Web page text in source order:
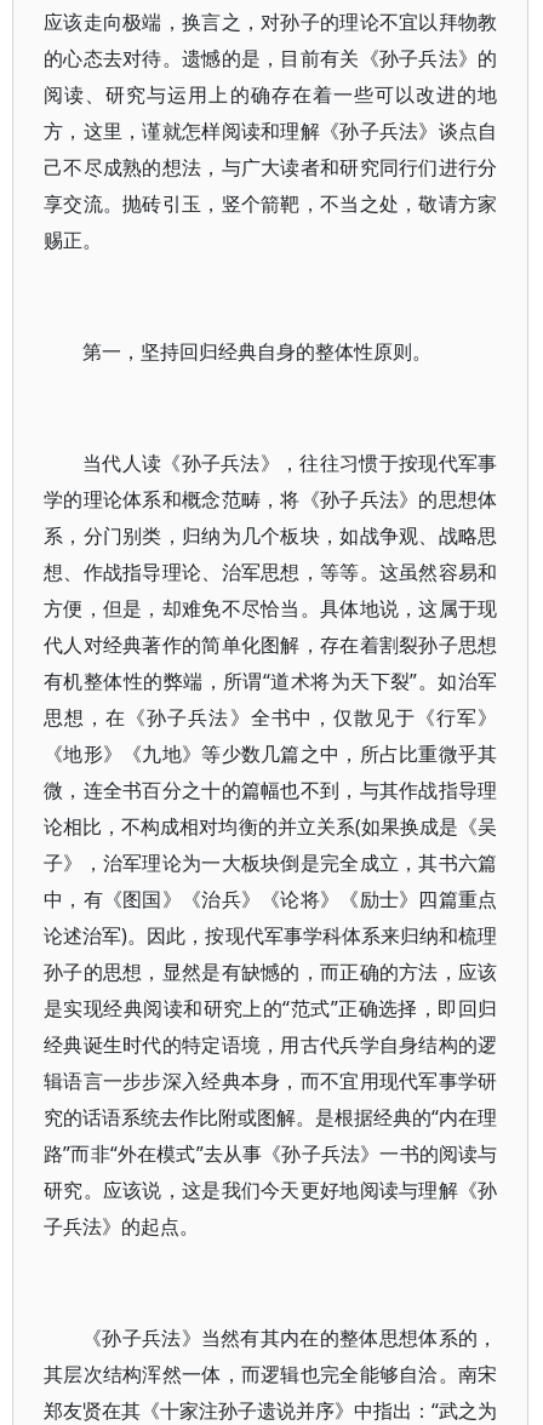
应该走向极端，换言之，对孙子的理论不宜以拜物教
的心态去对待。遗憾的是，目前有关《孙子兵法》的
阅读、研究与运用上的确存在着一些可以改进的地
方，这里，谨就怎样阅读和理解《孙子兵法》谈点自
己不尽成熟的想法，与广大读者和研究同行们进行分
享交流。抛砖引玉，竖个箭靶，不当之处，敬请方家
赐正。
第一，坚持回归经典自身的整体性原则。
当代人读《孙子兵法》，往往习惯于按现代军事
学的理论体系和概念范畴，将《孙子兵法》的思想体
系，分门别类，归纳为几个板块，如战争观、战略思
想、作战指导理论、治军思想，等等。这虽然容易和
方便，但是，却难免不尽恰当。具体地说，这属于现
代人对经典著作的简单化图解，存在着割裂孙子思想
有机整体性的弊端，所谓“道术将为天下裂”。如治军
思想，在《孙子兵法》全书中，仅散见于《行军》
《地形》《九地》等少数几篇之中，所占比重微乎其
微，连全书百分之十的篇幅也不到，与其作战指导理
论相比，不构成相对均衡的并立关系(如果换成是《吴
子》，治军理论为一大板块倒是完全成立，其书六篇
中，有《图国》《治兵》《论将》《励士》四篇重点
论述治军)。因此，按现代军事学科体系来归纳和梳理
孙子的思想，显然是有缺憾的，而正确的方法，应该
是实现经典阅读和研究上的“范式”正确选择，即回归
经典诞生时代的特定语境，用古代兵学自身结构的逻
辑语言一步步深入经典本身，而不宜用现代军事学研
究的话语系统去作比附或图解。是根据经典的“内在理
路”而非“外在模式”去从事《孙子兵法》一书的阅读与
研究。应该说，这是我们今天更好地阅读与理解《孙
子兵法》的起点。
《孙子兵法》当然有其内在的整体思想体系的，
其层次结构浑然一体，而逻辑也完全能够自洽。南宋
郑友贤在其《十家注孙子遗说并序》中指出：“武之为